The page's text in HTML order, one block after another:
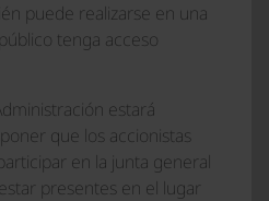
puede realizarse en una
tenga acceso
estará
que los accionistas
en la junta general
presentes en el lugar